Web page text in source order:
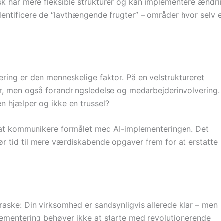
de “lavthængende frugter” – områder hvor selv
er den menneskelige faktor. På en velstruktureret
men også forandringsledelse og medarbejderinvolvering.
hjælper og ikke en trussel?
formålet med AI-implementeringen. Det
tid til mere værdiskabende opgaver frem for at erstatte
Din virksomhed er sandsynligvis allerede klar – men
behøver ikke at starte med revolutionerende